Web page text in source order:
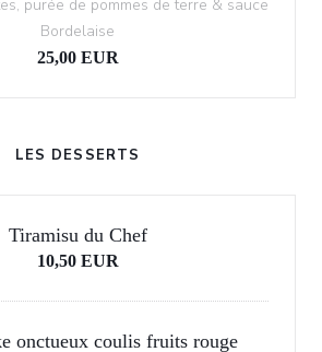
purée de pommes de terre & sauce
Bordelaise
25,00 EUR
LES DESSERTS
Tiramisu du Chef
10,50 EUR
onctueux coulis fruits rouge